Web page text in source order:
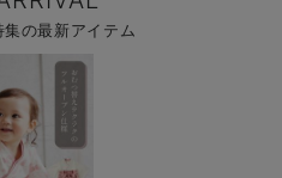
の最新アイテム